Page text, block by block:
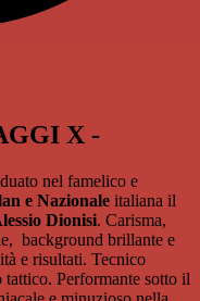
X -
nel famelico e
e Nazionale italiana il
Dionisi. Carisma,
background brillante e
e risultati. Tecnico
Performante sotto il